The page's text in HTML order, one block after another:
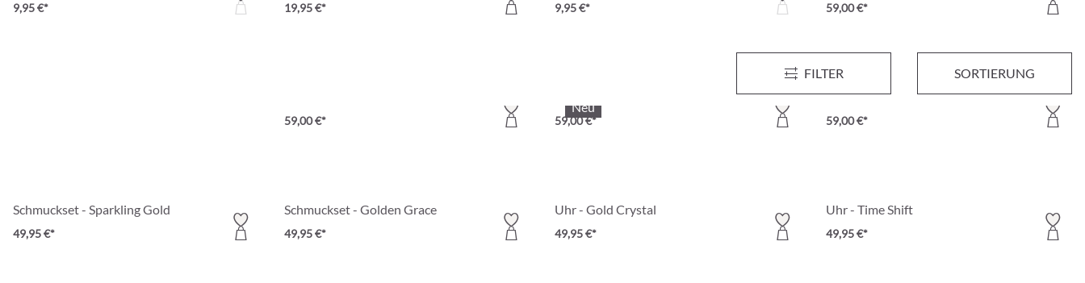
FILTER SORTIERUNG
9,95 €* 19,95 €* 9,95 €* 59,00 €*
59,00 €*
Neu
59,00 €*
Herren Schmuckset - Fierce Wildness
59,00 €*
Schmuckset - Sparkling Gold
49,95 €*
Schmuckset - Golden Grace
49,95 €*
Uhr - Gold Crystal
49,95 €*
Uhr - Time Shift
49,95 €*